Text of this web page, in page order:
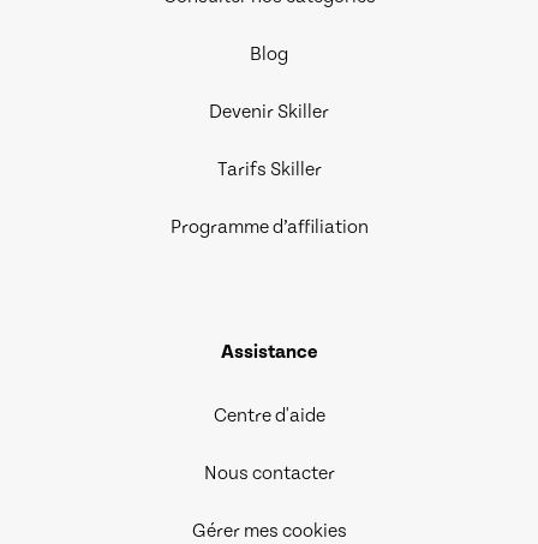
Blog
Devenir Skiller
Tarifs Skiller
Programme d’affiliation
Assistance
Centre d'aide
Nous contacter
Gérer mes cookies